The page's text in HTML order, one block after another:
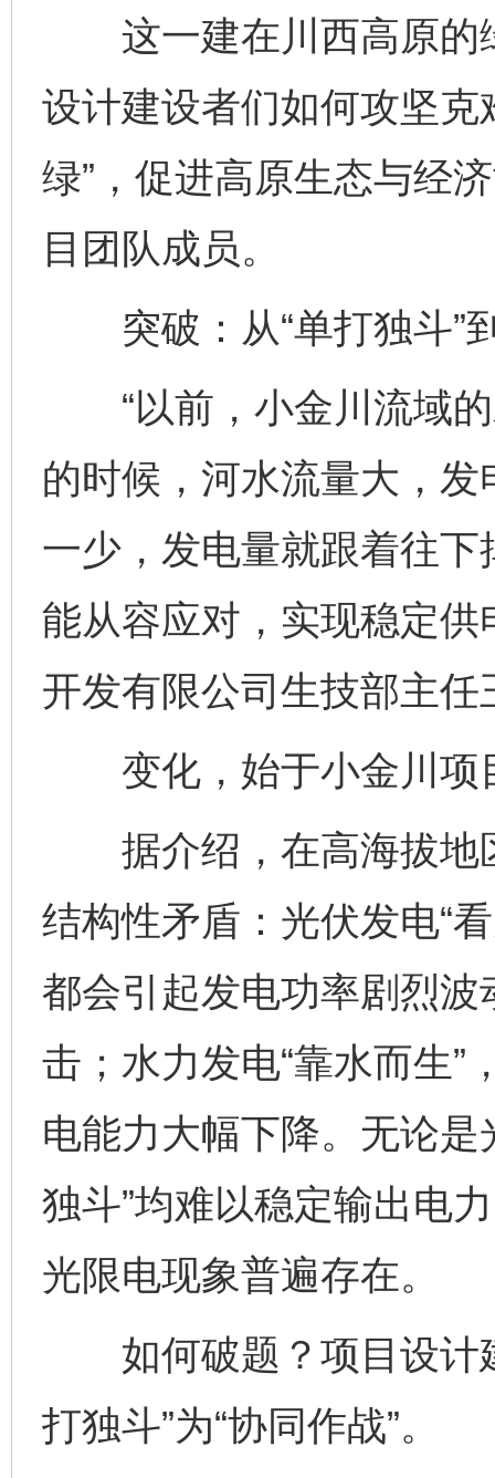
这一建在川西高原的
设计建设者们如何攻坚克
绿”，促进高原生态与经
目团队成员。
突破：从“单打独斗”到
“以前，小金川流域的
的时候，河水流量大，
一少，发电量就跟着往
能从容应对，实现稳定供
开发有限公司生技部主任
变化，始于小金川项
据介绍，在高海拔地
结构性矛盾：光伏发电“
都会引起发电功率剧烈
击；水力发电“靠水而生”
电能力大幅下降。无论
独斗”均难以稳定输出电
光限电现象普遍存在。
如何破题？项目设计
打独斗”为“协同作战”。